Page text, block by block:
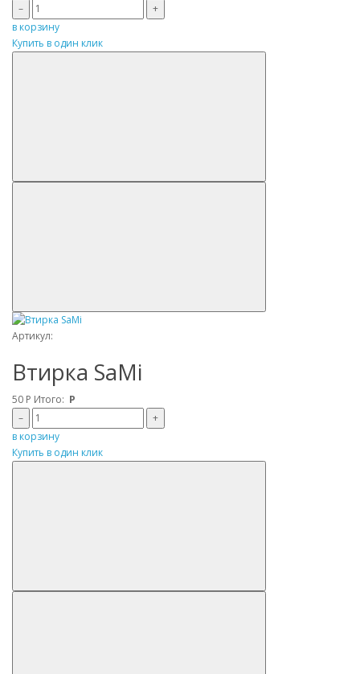
–
+
в корзину
Купить в один клик
Артикул:
Втирка SaMi
50 Р Итого: Р
–
+
в корзину
Купить в один клик